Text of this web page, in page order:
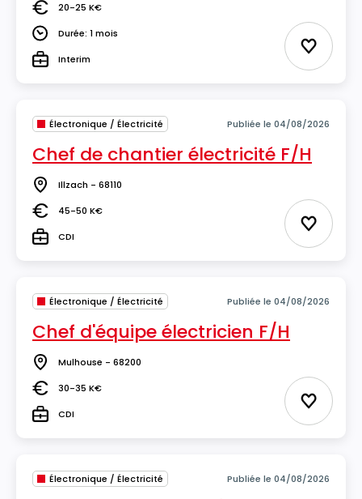
Salaire20-25 K€
DuréeDurée: 1 mois
TypeInterim Ajouter
Électronique / Électricité Publiée le 04/08/2026
Chef de chantier électricité F/H
Lieu Illzach - 68110
Salaire45-50 K€
TypeCDI Ajouter
Électronique / Électricité Publiée le 04/08/2026
Chef d'équipe électricien F/H
Lieu Mulhouse - 68200
Salaire30-35 K€
TypeCDI Ajouter
Électronique / Électricité Publiée le 04/08/2026